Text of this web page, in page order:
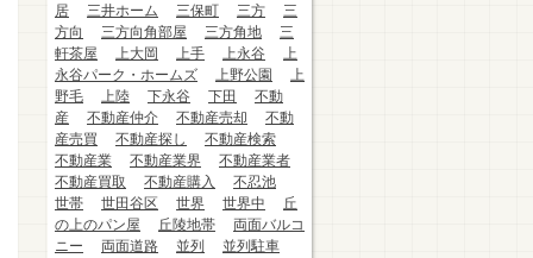
居
三井ホーム 三保町 三方
三
方向
三方向角部屋 三方角地
三
軒茶屋
上大岡 上手 上永谷
上
永谷パーク・ホームズ
上野公園
上
野毛
上陸 下永谷 下田
不動
産
不動産仲介 不動産売却
不動
産売買
不動産探し
不動産検索
不動産業
不動産業界
不動産業者
不動産買取
不動産購入
不忍池
世帯
世田谷区 世界 世界中
丘
の上のパン屋
丘陵地帯
両面バルコ
ニー
両面道路 並列
並列駐車